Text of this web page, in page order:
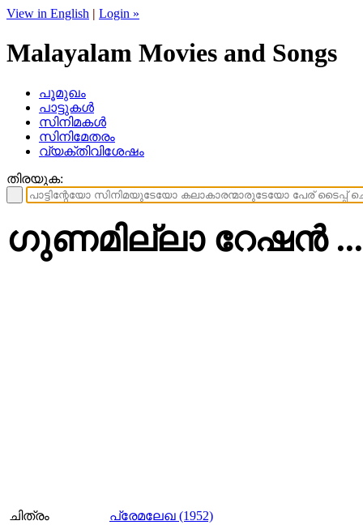
View in English | Login »
Malayalam Movies and Songs
പൂമുഖം
പാട്ടുകള്‍
സിനിമകള്‍
സിനിമേതരം
വ്യക്തിവിശേഷം
തിരയുക:
ഗുണമില്ലാ റേഷൻ ...
ചിത്രം
പ്രേമലേഖ (1952)